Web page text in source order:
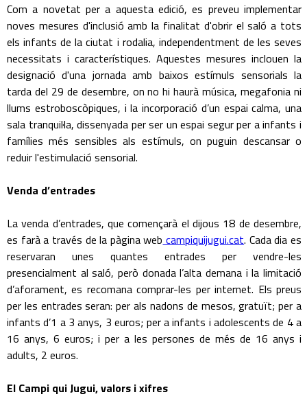
Com a novetat per a aquesta edició, es preveu implementar
noves mesures d'inclusió amb la finalitat d'obrir el saló a tots
els infants de la ciutat i rodalia, independentment de les seves
necessitats i característiques. Aquestes mesures inclouen la
designació d'una jornada amb baixos estímuls sensorials la
tarda del 29 de desembre, on no hi haurà música, megafonia ni
llums estroboscòpiques, i la incorporació d’un espai calma, una
sala tranquil·la, dissenyada per ser un espai segur per a infants i
famílies més sensibles als estímuls, on puguin descansar o
reduir l'estimulació sensorial.
Venda d’entrades
La venda d’entrades, que començarà el dijous 18 de desembre,
es farà a través de la pàgina web campiquijugui.cat. Cada dia es
reservaran unes quantes entrades per vendre-les
presencialment al saló, però donada l’alta demana i la limitació
d’aforament, es recomana comprar-les per internet. Els preus
per les entrades seran: per als nadons de mesos, gratuït; per a
infants d’1 a 3 anys, 3 euros; per a infants i adolescents de 4 a
16 anys, 6 euros; i per a les persones de més de 16 anys i
adults, 2 euros.
El Campi qui Jugui, valors i xifres